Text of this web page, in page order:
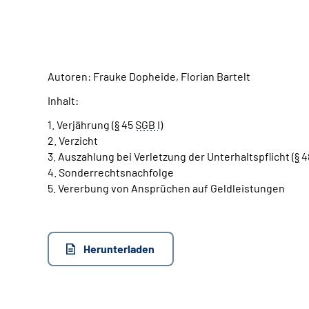
Autoren: Frauke Dopheide, Florian Bartelt
Inhalt:
1. Verjährung (§45SGB I)
2. Verzicht
3. Auszahlung bei Verletzung der Unterhaltspflicht (§
4. Sonderrechtsnachfolge
5. Vererbung von Ansprüchen auf Geldleistungen
Herunterladen